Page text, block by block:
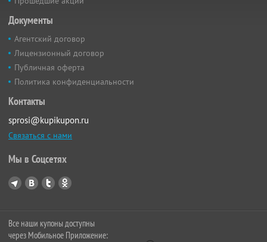
Документы
Агентский договор
Лицензионный договор
Публичная оферта
Политика конфиденциальности
Контакты
sprosi@kupikupon.ru
Связаться с нами
Мы в Соцсетях
Все наши купоны доступны
через Мобильное Приложение: